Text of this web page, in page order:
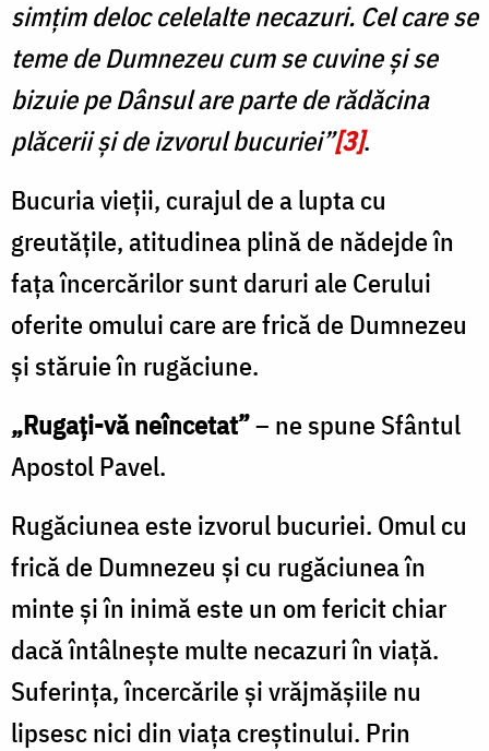
simțim deloc celelalte necazuri. Cel care se
teme de Dumnezeu cum se cuvine și se
bizuie pe Dânsul are parte de rădăcina
plăcerii și de izvorul bucuriei”[3].
Bucuria vieții, curajul de a lupta cu
greutățile, atitudinea plină de nădejde în
fața încercărilor sunt daruri ale Cerului
oferite omului care are frică de Dumnezeu
și stăruie în rugăciune.
„Rugați-vă neîncetat”– ne spune Sfântul
Apostol Pavel.
Rugăciunea este izvorul bucuriei. Omul cu
frică de Dumnezeu și cu rugăciunea în
minte și în inimă este un om fericit chiar
dacă întâlneşte multe necazuri în viață.
Suferința, încercările și vrăjmășiile nu
lipsesc nici din viața creștinului. Prin